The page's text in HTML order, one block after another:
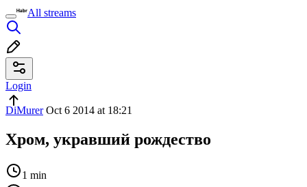
All streams
Login
DiMurerOct 6 2014 at 18:21
Хром, укравший рождество
1 min